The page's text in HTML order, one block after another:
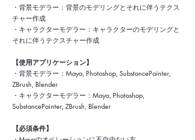
・背景モデラー：背景のモデリングとそれに伴うテクス
チャー作成
・キャラクターモデラー：キャラクターのモデリングと
それに伴うテクスチャー作成
【使用アプリケーション】
・背景モデラー：Maya, Photoshop, SubstancePainter,
ZBrush, Blender
・キャラクターモデラー：Maya, Photoshop,
SubstancePainter, ZBrush, Blender
【必須条件】